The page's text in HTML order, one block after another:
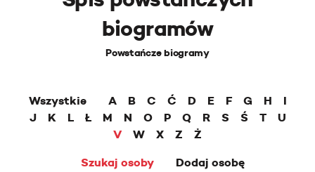
biogramów
Powstańcze biogramy
Wszystkie A B C Ć D E F G H
I
J
K L Ł M N O P Q R S Ś T
U
V
W X Z
Ż
Szukaj osoby
Dodaj osobę